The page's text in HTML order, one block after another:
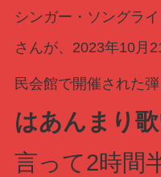
シンガー・ソングラ
さんが、2023年10月
民会館で開催された
はあんまり歌
言って2時間